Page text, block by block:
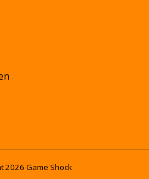
2026 Game Shock